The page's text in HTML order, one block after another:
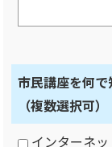
市民講座を何で
（複数選択可）
インターネ